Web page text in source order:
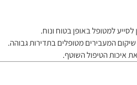
למטופל באופן בטוח ונוח.
שיקום המעבירים מטופלים בתדירות גבוהה.
איכות הטיפול השוטף.